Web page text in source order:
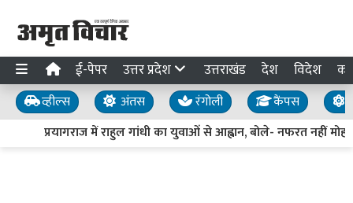
ई-पेपर उत्तर प्रदेश उत्तराखंड देश विदेश
व्हील्स अंतस रंगोली कैंपस
प्रयागराज में राहुल गांधी का युवाओं से आह्वान, बोले- नफरत नहीं